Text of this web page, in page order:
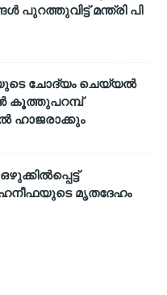
പുറത്തുവിട്ട് മന്ത്രി പി
ചോദ്യം ചെയ്യല്‍
കൂത്തുപറമ്പ്
ഹാജരാക്കും
ഹനീഫയുടെ മൃതദേഹം